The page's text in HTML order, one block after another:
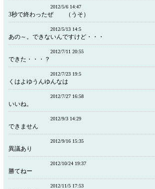
2012/5/6 14:47
3秒で終わったぜ （うそ）
2012/5/13 14:5
あの～。できないんですけど・・・
2012/7/11 20:55
できた・・・？
2012/7/23 19:5
くはよゆうんゆんなは
2012/7/27 16:58
いいね。
2012/9/3 14:29
できません
2012/9/16 15:35
異議あり
2012/10/24 19:37
勝てねー
2012/11/5 17:53